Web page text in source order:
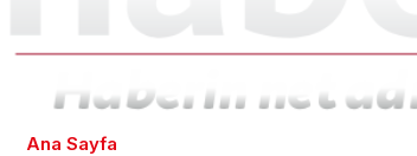
Ana Sayfa